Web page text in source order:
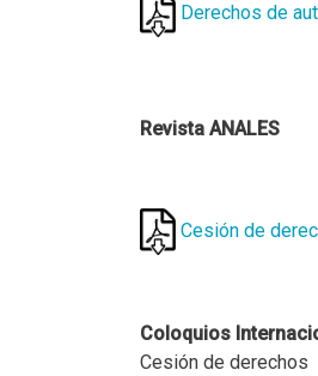
Derechos de
Revista ANALES
Cesión de
Coloquios
Cesión de derechos